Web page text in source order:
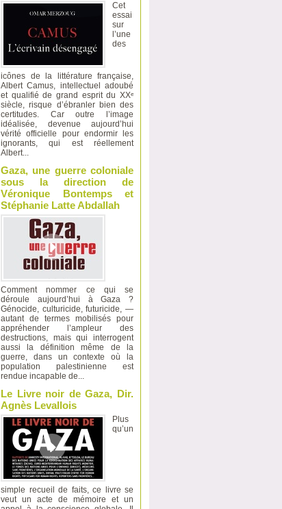
Cet
essai
sur
l’une
des
icônes de la littérature française,
Albert Camus, intellectuel adoubé
et qualifié de grand esprit du XXᵉ
siècle, risque d’ébranler bien des
certitudes. Car outre l’image
idéalisée, devenue aujourd’hui
vérité officielle pour endormir les
ignorants, qui est réellement
Albert...
Gaza, une guerre coloniale
sous la direction de
Véronique Bontemps et
Stéphanie Latte Abdallah
Comment nommer ce qui se
déroule aujourd’hui à Gaza ?
Génocide, culturicide, futuricide, —
autant de termes mobilisés pour
appréhender l’ampleur des
destructions, mais qui interrogent
aussi la définition même de la
guerre, dans un contexte où la
population palestinienne est
rendue incapable de...
Le Livre noir de Gaza, Dir.
Agnès Levallois
Plus
qu’un
simple recueil de faits, ce livre se
veut un acte de mémoire et un